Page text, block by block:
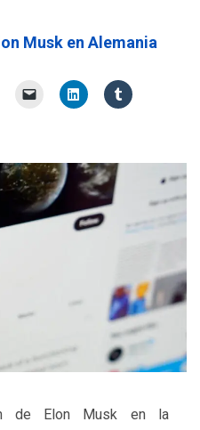
Musk en Alemania
de Elon Musk en la